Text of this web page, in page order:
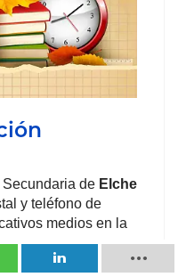
Secundaria de Elche
y teléfono de
medios en la